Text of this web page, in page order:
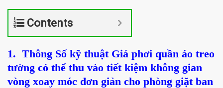
Contents
1. Thông Số kỹ thuật Giá phơi quần áo treo
tường có thể thu vào tiết kiệm không gian
vòng xoay móc đơn giản cho phòng giặt ban